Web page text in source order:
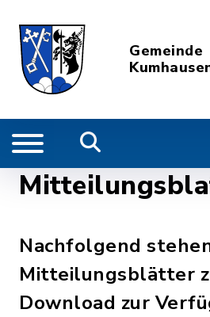
Gemeinde
Nachfolgend
Mitteilungsblätter
Download zur